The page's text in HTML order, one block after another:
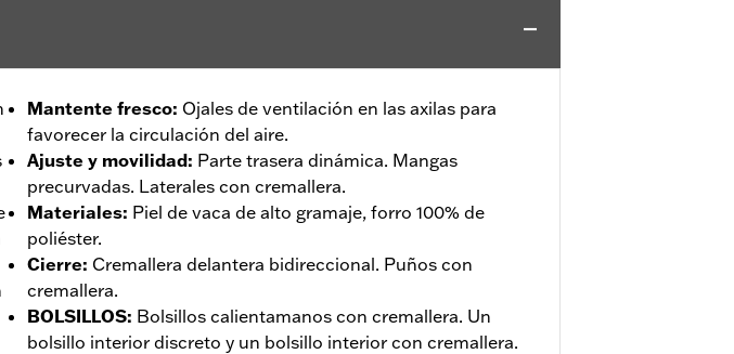
Mantente fresco: Ojales de ventilación en las axilas para
favorecer la circulación del aire.
Ajuste y movilidad: Parte trasera dinámica. Mangas
precurvadas. Laterales con cremallera.
Materiales: Piel de vaca de alto gramaje, forro 100% de
poliéster.
Cierre: Cremallera delantera bidireccional. Puños con
cremallera.
BOLSILLOS: Bolsillos calientamanos con cremallera. Un
bolsillo interior discreto y un bolsillo interior con cremallera.